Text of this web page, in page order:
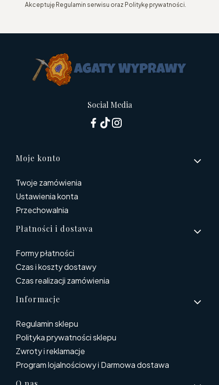
Akceptuję Regulamin serwisu oraz Politykę prywatności.
Social Media
Linki w stopce
Moje konto
Twoje zamówienia
Ustawienia konta
Przechowalnia
Płatności i dostawa
Formy płatności
Czas i koszty dostawy
Czas realizacji zamówienia
Informacje
Regulamin sklepu
Polityka prywatności sklepu
Zwroty i reklamacje
Program lojalnościowy i Darmowa dostawa